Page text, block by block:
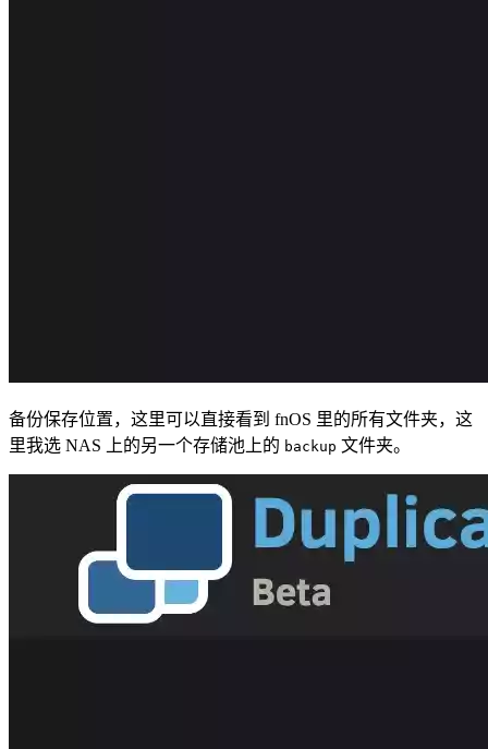
备份保存位置，这里可以直接看到 fnOS 里的所有文件夹，这
里我选 NAS 上的另一个存储池上的 backup 文件夹。